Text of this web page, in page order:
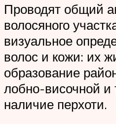
Проводят общий
волосяного
визуальное
волос и кожи: их
образование
лобно-височной и
наличие перхоти.